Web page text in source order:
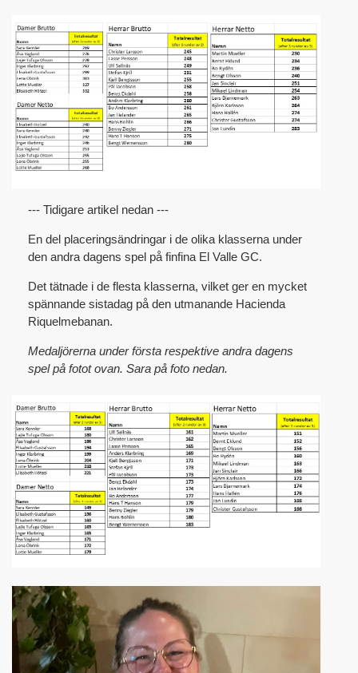
--- Tidigare artikel nedan ---
En del placeringsändringar i de olika klasserna under
den andra dagens spel på finfina El Valle GC.
Det tätnade i de flesta klasserna, vilket ger en mycket
spännande sistadag på den utmanande Hacienda
Riquelmebanan.
Medaljörerna under första respektive andra dagens
spel på fotot ovan. Sara på foto nedan.